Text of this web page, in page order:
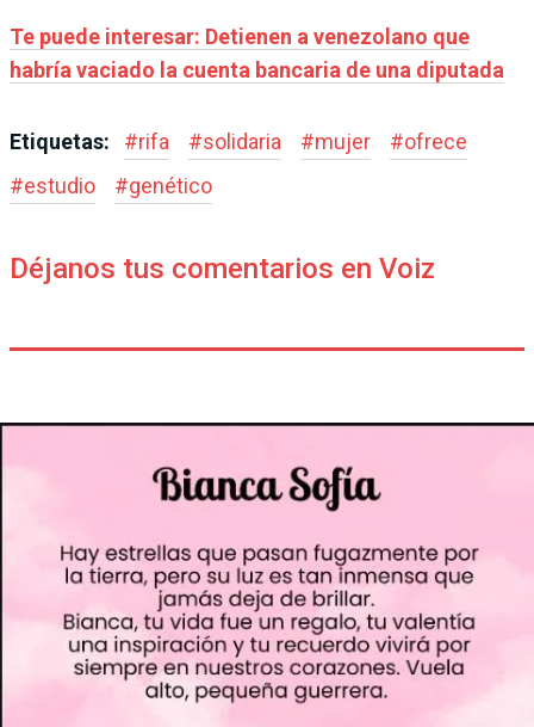
Te puede interesar: Detienen a venezolano que
habría vaciado la cuenta bancaria de una diputada
Etiquetas: #rifa #solidaria #mujer #ofrece
#estudio #genético
Déjanos tus comentarios en Voiz